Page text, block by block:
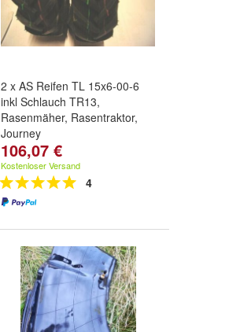
2 x AS Reifen TL 15x6-00-6
inkl Schlauch TR13,
Rasenmäher, Rasentraktor,
Journey
106,07 €
Kostenloser Versand
4